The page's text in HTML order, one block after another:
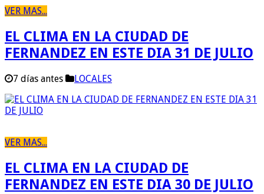
VER MAS...
EL CLIMA EN LA CIUDAD DE
FERNANDEZ EN ESTE DIA 31 DE JULIO
7 días antes LOCALES
VER MAS...
EL CLIMA EN LA CIUDAD DE
FERNANDEZ EN ESTE DIA 30 DE JULIO